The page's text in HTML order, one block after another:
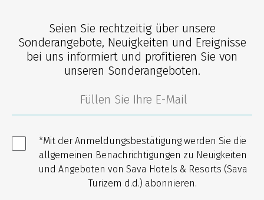
Seien Sie rechtzeitig über unsere
Sonderangebote, Neuigkeiten und Ereignisse
bei uns informiert und profitieren Sie von
unseren Sonderangeboten.
*Mit der Anmeldungsbestätigung werden Sie die
allgemeinen Benachrichtigungen zu Neuigkeiten
und Angeboten von Sava Hotels & Resorts (Sava
Turizem d.d.) abonnieren.